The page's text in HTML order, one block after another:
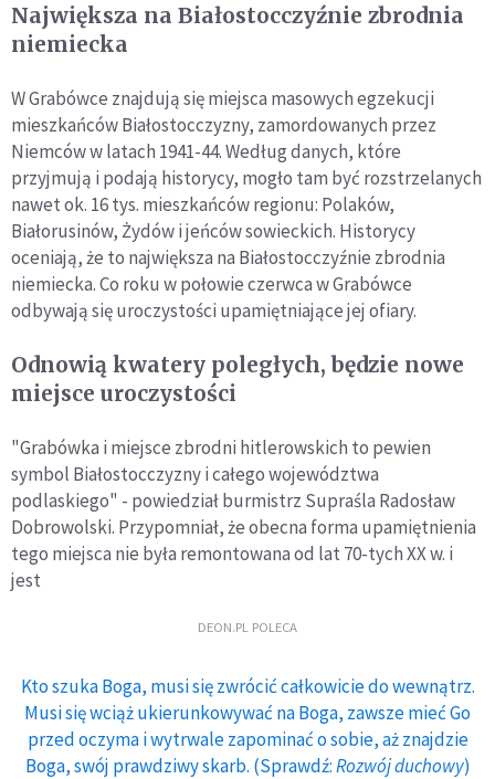
Największa na Białostocczyźnie zbrodnia
niemiecka
W Grabówce znajdują się miejsca masowych egzekucji
mieszkańców Białostocczyzny, zamordowanych przez
Niemców w latach 1941-44. Według danych, które
przyjmują i podają historycy, mogło tam być rozstrzelanych
nawet ok. 16 tys. mieszkańców regionu: Polaków,
Białorusinów, Żydów i jeńców sowieckich. Historycy
oceniają, że to największa na Białostocczyźnie zbrodnia
niemiecka. Co roku w połowie czerwca w Grabówce
odbywają się uroczystości upamiętniające jej ofiary.
Odnowią kwatery poległych, będzie nowe
miejsce uroczystości
"Grabówka i miejsce zbrodni hitlerowskich to pewien
symbol Białostocczyzny i całego województwa
podlaskiego" - powiedział burmistrz Supraśla Radosław
Dobrowolski. Przypomniał, że obecna forma upamiętnienia
tego miejsca nie była remontowana od lat 70-tych XX w. i
jest
DEON.PL POLECA
Kto szuka Boga, musi się zwrócić całkowicie do wewnątrz.
Musi się wciąż ukierunkowywać na Boga, zawsze mieć Go
przed oczyma i wytrwale zapominać o sobie, aż znajdzie
Boga, swój prawdziwy skarb. (Sprawdź:Rozwój duchowy)